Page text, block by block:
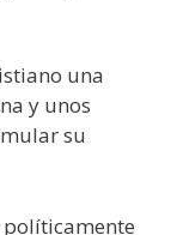
una
y unos
su
políticamente